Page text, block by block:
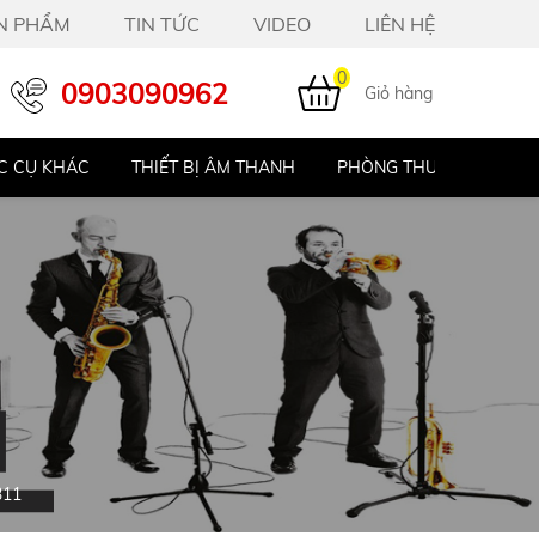
PHẨM TIN TỨC VIDEO LIÊN HỆ
0903090962 0
Giỏ hàng
THIẾT BỊ ÂM THANH PHÒNG THU STUDIO ĐÀN PIANO